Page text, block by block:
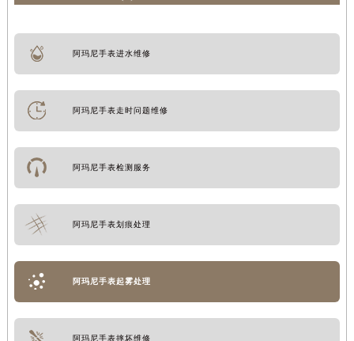
阿玛尼手表进水维修
阿玛尼手表走时问题维修
阿玛尼手表检测服务
阿玛尼手表划痕处理
阿玛尼手表起雾处理
阿玛尼手表摔坏维修